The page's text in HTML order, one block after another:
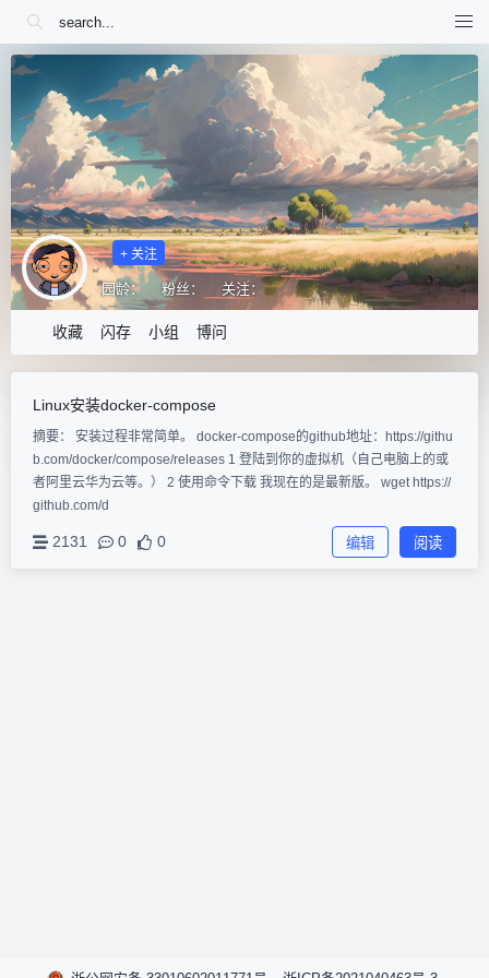
收藏 闪存 小组 博问
+ 关注
园龄： 粉丝： 关注：
Linux安装docker-compose
摘要： 安装过程非常简单。 docker-compose的github地址：https://githu
b.com/docker/compose/releases 1 登陆到你的虚拟机（自己电脑上的或
者阿里云华为云等。） 2 使用命令下载 我现在的是最新版。 wget https://
github.com/d
2131 0 0 编辑 阅读